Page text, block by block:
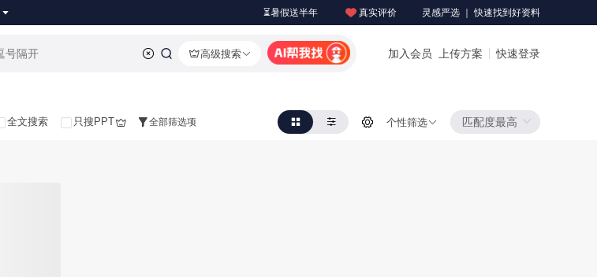
⏳暑假送半年 真实评价 灵感严选 ｜ 快速找到好资料
高级搜索 加入会员 上传方案 快速登录
全文搜索 只搜PPT 全部筛选项 个性筛选